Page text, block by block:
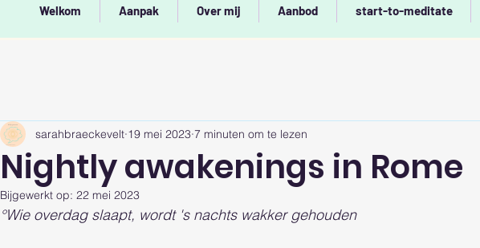
Welkom Aanpak Over mij Aanbod start-to-meditate
Nightly awakenings in Rome
sarahbraeckevelt 19 mei 2023 7 minuten om te lezen
Bijgewerkt op: 22 mei 2023
°Wie overdag slaapt, wordt 's nachts wakker gehouden